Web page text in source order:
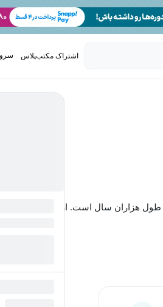
اشتراک مکتب‌پلاس
طول هزاران سال است. از...